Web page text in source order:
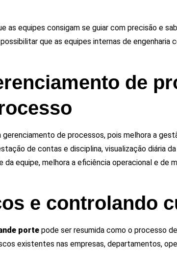
as equipes consigam se guiar com precisão e
que as equipes internas de engenharia
de
de processos, pois melhora a
de contas e disciplina, visualização diária
equipe, melhora a eficiência operacional e de
e controlando
porte pode ser resumida como o processo
existentes nas empresas, departamentos,